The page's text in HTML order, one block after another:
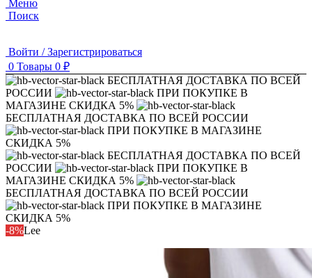
Меню
Поиск
Войти / Зарегистрироваться
0 Товары 0 ₽
БЕСПЛАТНАЯ ДОСТАВКА ПО ВСЕЙ
РОССИИ
ПРИ ПОКУПКЕ В
МАГАЗИНЕ СКИДКА 5%
БЕСПЛАТНАЯ ДОСТАВКА ПО ВСЕЙ РОССИИ
ПРИ ПОКУПКЕ В МАГАЗИНЕ
СКИДКА 5%
БЕСПЛАТНАЯ ДОСТАВКА ПО ВСЕЙ
РОССИИ
ПРИ ПОКУПКЕ В
МАГАЗИНЕ СКИДКА 5%
БЕСПЛАТНАЯ ДОСТАВКА ПО ВСЕЙ РОССИИ
ПРИ ПОКУПКЕ В МАГАЗИНЕ
СКИДКА 5%
-8%Lee